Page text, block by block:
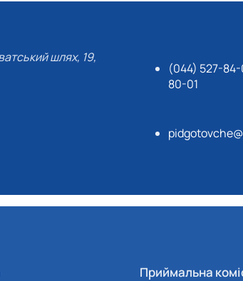
шлях, 19,
(044) 527-
80-01
Приймальна